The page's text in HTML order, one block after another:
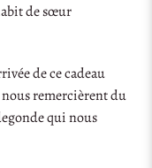
de sœur
de ce cadeau
nous remercièrent du
qui nous